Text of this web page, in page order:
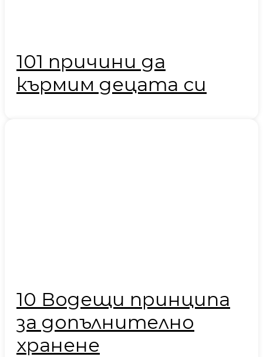
101 причини да
кърмим децата си
10 Водещи принципа
за допълнително
хранене